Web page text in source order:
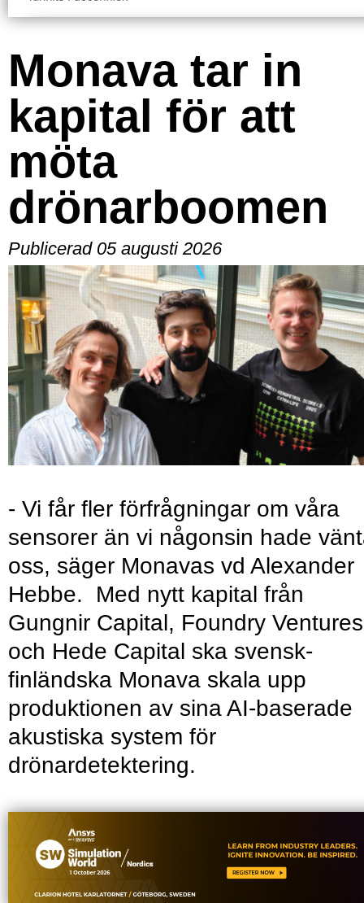
Monava tar in
kapital för att
möta
drönarboomen
Publicerad 05 augusti 2026
- Vi får fler förfrågningar om våra
sensorer än vi någonsin hade
oss, säger Monavas vd Alexander
Hebbe. Med nytt kapital från
Gungnir Capital, Foundry Ventures
och Hede Capital ska svensk-
finländska Monava skala upp
produktionen av sina AI-baserade
akustiska system för
drönardetektering.